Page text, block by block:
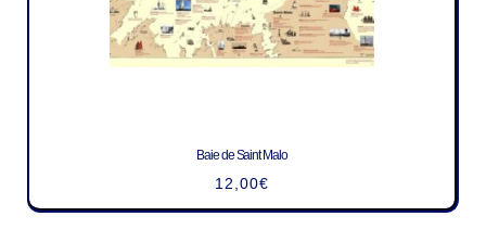
Baie de Saint Malo
12,00€